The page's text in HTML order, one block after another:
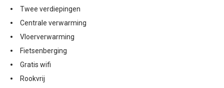
Twee verdiepingen
Centrale verwarming
Vloerverwarming
Fietsenberging
Gratis wifi
Rookvrij